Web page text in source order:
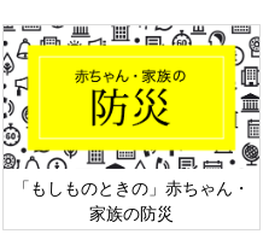
「もしものときの」赤ちゃん・
家族の防災